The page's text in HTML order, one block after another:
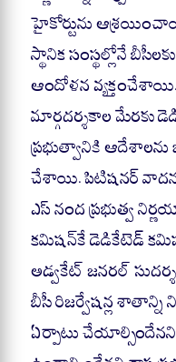
హైకోర్టును
స్థానిక సంస్థల్లోనే
ఆందోళన వ్యక్తంచేశాయి.
మార్గదర్శకాల మేరకు
ప్రభుత్వానికి
చేశాయి. పిటిషనర్‌
ఎస్‌ నంద ప్రభుత్వ
కమిషన్‌కే డెడికేటెడ్‌
అడ్వకేట్‌ జనరల్‌
బీసీ రిజర్వేషన్ల శాతాన్ని
ఏర్పాటు చేయాల్సిందేనని,